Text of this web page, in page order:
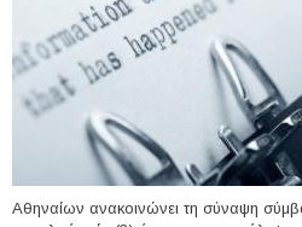
Αθηναίων ανακοινώνει τη σύναψη